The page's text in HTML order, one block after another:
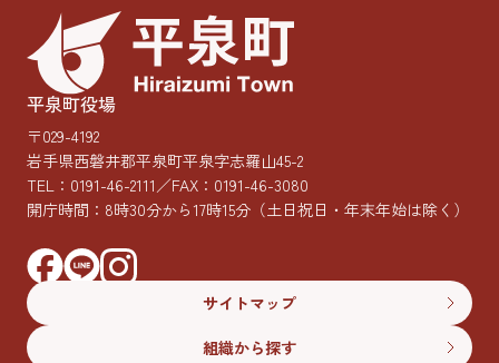
平泉町役場
〒029-4192
岩手県西磐井郡平泉町平泉字志羅山45-2
TEL： 0191-46-2111／FAX：0191-46-3080
開庁時間：8時30分から17時15分 （土日祝日・年末年始は除く）
サイトマップ
組織から探す